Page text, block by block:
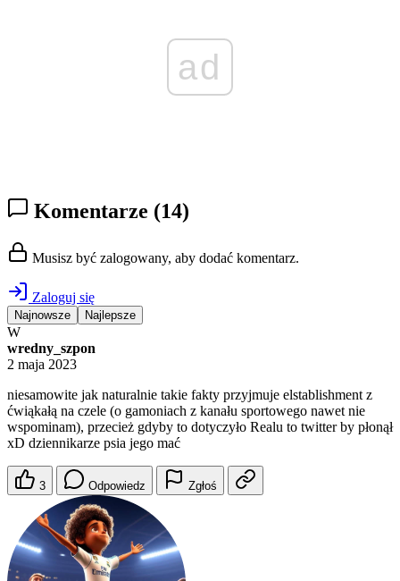
ad
Komentarze (14)
Musisz być zalogowany, aby dodać komentarz.
Zaloguj się
Najnowsze Najlepsze
W
wredny_szpon
2 maja 2023
niesamowite jak naturalnie takie fakty przyjmuje elstablishment z
ćwiąkałą na czele (o gamoniach z kanału sportowego nawet nie
wspominam), przecież gdyby to dotyczyło Realu to twitter by płonął
xD dziennikarze psia jego mać
3 Odpowiedz Zgłoś